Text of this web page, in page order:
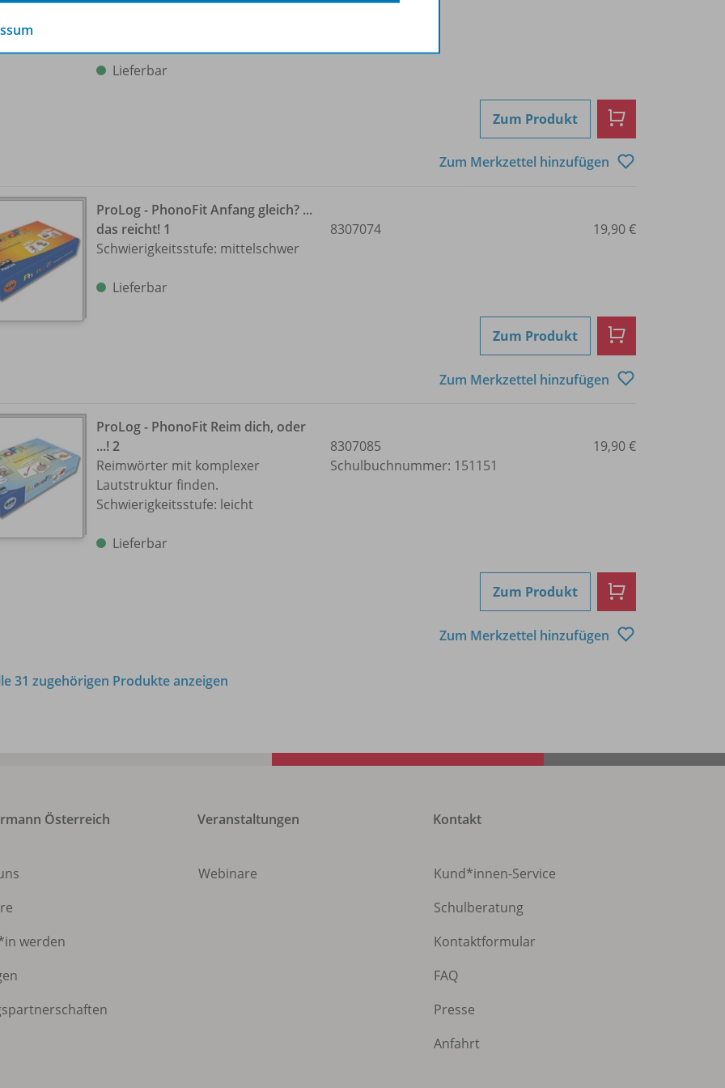
Lieferbar
Zum Produkt
Zum Merkzettel hinzufügen
ProLog - PhonoFit Anfang gleich? ...
das reicht! 1
Schwierigkeitsstufe: mittelschwer
Lieferbar
8307074 19,90 €
Zum Produkt
Zum Merkzettel hinzufügen
ProLog - PhonoFit Reim dich, oder
...! 2
Reimwörter mit komplexer
Lautstruktur finden.
Schwierigkeitsstufe: leicht
Lieferbar
8307085
Schulbuchnummer: 151151
19,90 €
Zum Produkt
Zum Merkzettel hinzufügen
31 zugehörigen Produkte anzeigen
Österreich
werden
Veranstaltungen
Webinare
Kontakt
Kund*innen-Service
Schulberatung
Kontaktformular
FAQ
Presse
Anfahrt